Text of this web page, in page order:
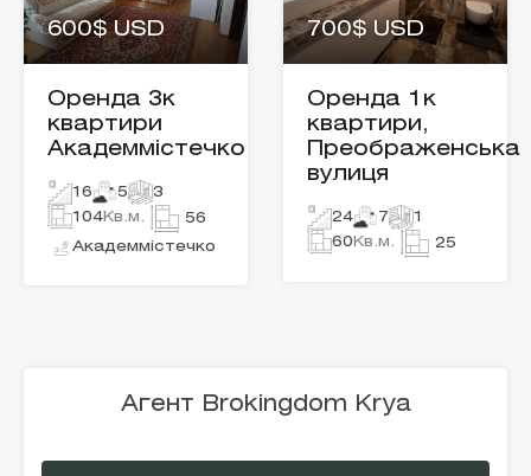
600$ USD
Оренда 3к
квартири
Академмістечко
16 5
3
104Кв.м. 56
Академмістечко
700$ USD
Оренда 1к
квартири,
Преображенська
вулиця
24 7
1
60 Кв.м. 25
Агент Brokingdom Krya